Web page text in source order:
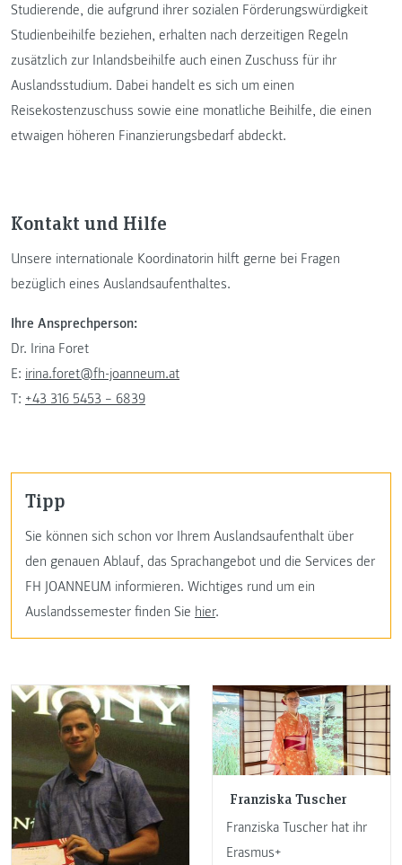
Studierende, die aufgrund ihrer sozialen Förderungswürdigkeit
Studienbeihilfe beziehen, erhalten nach derzeitigen Regeln
zusätzlich zur Inlandsbeihilfe auch einen Zuschuss für ihr
Auslandsstudium. Dabei handelt es sich um einen
Reisekostenzuschuss sowie eine monatliche Beihilfe, die einen
etwaigen höheren Finanzierungsbedarf abdeckt.
Kontakt und Hilfe
Unsere internationale Koordinatorin hilft gerne bei Fragen
bezüglich eines Auslandsaufenthaltes.
Ihre Ansprechperson:
Dr. Irina Foret
E: irina.foret@fh-joanneum.at
T: +43 316 5453 – 6839
Tipp
Sie können sich schon vor Ihrem Auslandsaufenthalt über
den genauen Ablauf, das Sprachangebot und die Services der
FH JOANNEUM informieren. Wichtiges rund um ein
Auslandssemester finden Sie hier.
Franziska Tuscher
Franziska Tuscher hat ihr
Erasmus+